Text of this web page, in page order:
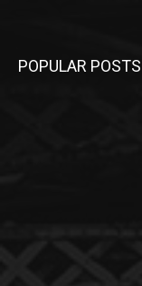
POPULAR POSTS